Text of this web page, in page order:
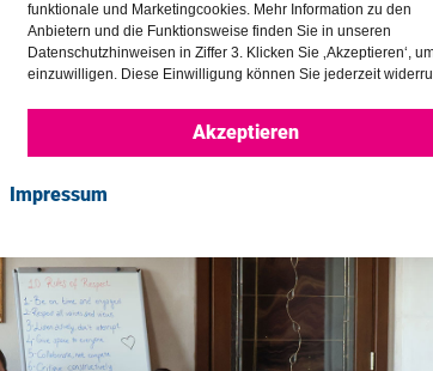
funktionale und Marketingcookies. Mehr Information zu den
Anbietern und die Funktionsweise finden Sie in unseren
Datenschutzhinweisen in Ziffer 3. Klicken Sie ‚Akzeptieren‘,
einzuwilligen. Diese Einwilligung können Sie jederzeit
Akzeptieren
Impressum